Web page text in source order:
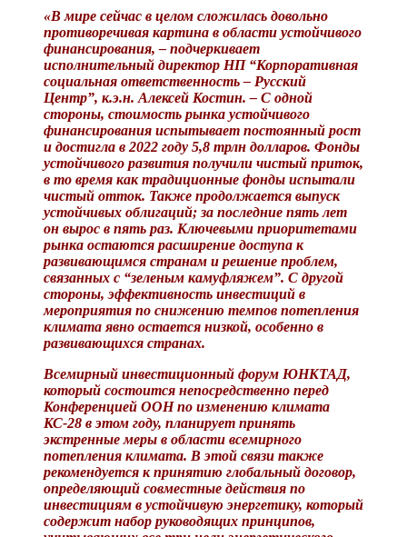
«В мире сейчас в целом сложилась довольно
противоречивая картина в области устойчивого
финансирования, – подчеркивает
исполнительный директор НП “Корпоративная
социальная ответственность – Русский
Центр”, к.э.н. Алексей Костин. – С одной
стороны, стоимость рынка устойчивого
финансирования испытывает постоянный рост
и достигла в 2022 году 5,8 трлн долларов. Фонды
устойчивого развития получили чистый приток,
в то время как традиционные фонды испытали
чистый отток. Также продолжается выпуск
устойчивых облигаций; за последние пять лет
он вырос в пять раз. Ключевыми приоритетами
рынка остаются расширение доступа к
развивающимся странам и решение проблем,
связанных с “зеленым камуфляжем”. С другой
стороны, эффективность инвестиций в
мероприятия по снижению темпов потепления
климата явно остается низкой, особенно в
развивающихся странах.
Всемирный инвестиционный форум ЮНКТАД,
который состоится непосредственно перед
Конференцией ООН по изменению климата
КС-28 в этом году, планирует принять
экстренные меры в области всемирного
потепления климата. В этой связи также
рекомендуется к принятию глобальный договор,
определяющий совместные действия по
инвестициям в устойчивую энергетику, который
содержит набор руководящих принципов,